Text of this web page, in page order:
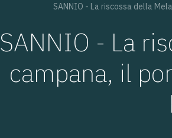
SANNIO - La riscossa della
SANNIO - La
campana, il